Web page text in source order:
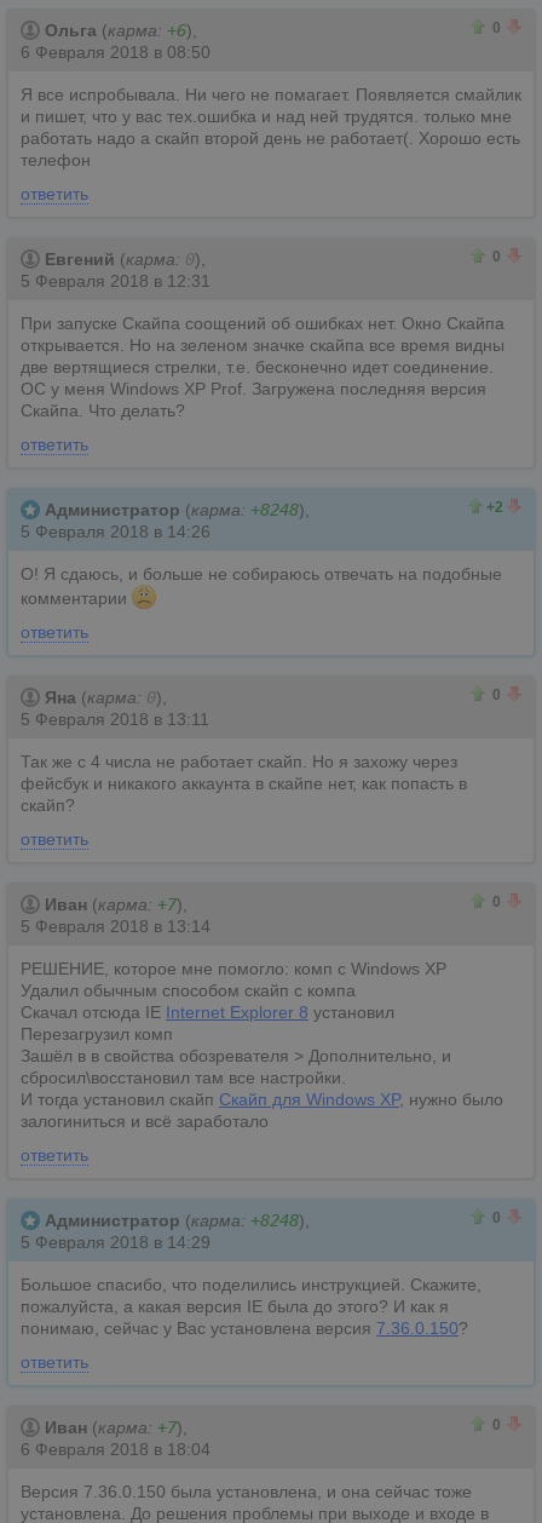
0
Ольга (карма: +6),
6 Февраля 2018 в 08:50
Я все испробывала. Ни чего не помагает. Появляется смайлик
и пишет, что у вас тех.ошибка и над ней трудятся. только мне
работать надо а скайп второй день не работает(. Хорошо есть
телефон
ответить
0
Евгений (карма: 0),
5 Февраля 2018 в 12:31
При запуске Скайпа соощений об ошибках нет. Окно Скайпа
открывается. Но на зеленом значке скайпа все время видны
две вертящиеся стрелки, т.е. бесконечно идет соединение.
ОС у меня Windows XP Prof. Загружена последняя версия
Скайпа. Что делать?
ответить
+2
Администратор (карма: +8248),
5 Февраля 2018 в 14:26
О! Я сдаюсь, и больше не собираюсь отвечать на подобные
комментарии
ответить
0
Яна (карма: 0),
5 Февраля 2018 в 13:11
Так же с 4 числа не работает скайп. Но я захожу через
фейсбук и никакого аккаунта в скайпе нет, как попасть в
скайп?
ответить
0
Иван (карма: +7),
5 Февраля 2018 в 13:14
РЕШЕНИЕ, которое мне помогло: комп с Windows XP
Удалил обычным способом скайп с компа
Скачал отсюда IE Internet Explorer 8 установил
Перезагрузил комп
Зашёл в в свойства обозревателя > Дополнительно, и
сбросил\восстановил там все настройки.
И тогда установил скайп Скайп для Windows XP, нужно было
залогиниться и всё заработало
ответить
0
Администратор (карма: +8248),
5 Февраля 2018 в 14:29
Большое спасибо, что поделились инструкцией. Скажите,
пожалуйста, а какая версия IE была до этого? И как я
понимаю, сейчас у Вас установлена версия 7.36.0.150?
ответить
0
Иван (карма: +7),
6 Февраля 2018 в 18:04
Версия 7.36.0.150 была установлена, и она сейчас тоже
установлена. До решения проблемы при выходе и входе в